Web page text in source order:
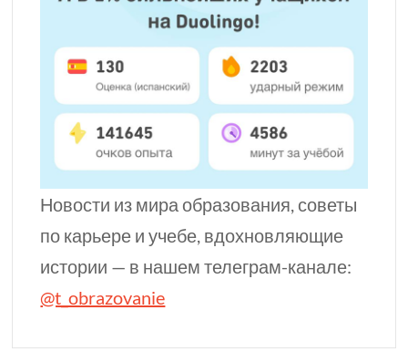
Новости из мира образования, советы
по карьере и учебе, вдохновляющие
истории — в нашем телеграм-канале:
@t_obrazovanie